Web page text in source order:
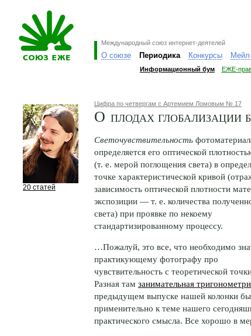
Международный союз интернет-деятелей
О союзе Периодика Конкурсы
Информационный бум ЕЖЕ-
20 статей
Цифра по четвергам с Артемием Ломовым № 17
О плодах глобализации
Светочувствительность
определяется его оптической
(т. е. мерой поглощения света) в
точке характеристической кривой
зависимость оптической плотности
экспозиции — т. е. количества
света) при проявке по некоему
стандартизированному процессу.
…Пожалуй, это все, что необходимо
практикующему фотографу про
чувствительность с теоретической
Разная там занимательная
предыдущем выпуске нашей колонки
применительно к теме нашего
практического смысла. Все хорошо в